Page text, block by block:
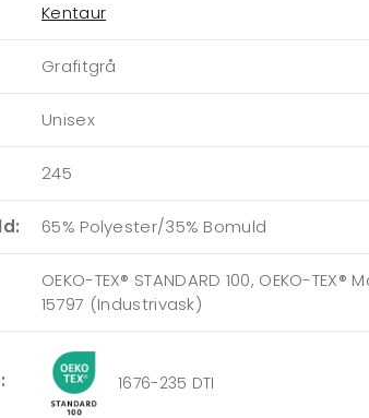
Kentaur
Grafitgrå
Unisex
245
65% Polyester/35% Bomuld
OEKO-TEX® STANDARD 100, OEKO-TEX®
15797 (Industrivask)
1676-235 DTI